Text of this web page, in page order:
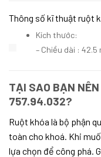
Thông số kĩ thuật ruột
Kích thước:
– Chiều dài : 42.5
TẠI SAO BẠN
757.94.032?
Ruột khóa là bộ phận
toàn cho khoá. Khi
lựa chọn để công phá.